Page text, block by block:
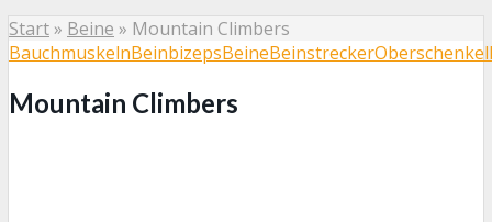
Start» Beine » Mountain Climbers
BauchmuskelnBeinbizepsBeineBeinstreckerOberschenkel
Mountain Climbers